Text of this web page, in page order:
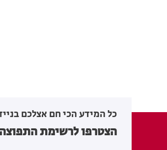
כל המידע הכי חם אצלכם
הצטרפו לרשימת